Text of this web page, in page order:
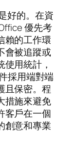
好的。在資
優先考
賴的工作環
會被追蹤或
用統計，
採用端對端
且保密。程
措施來避免
客戶在一個
創意和專業